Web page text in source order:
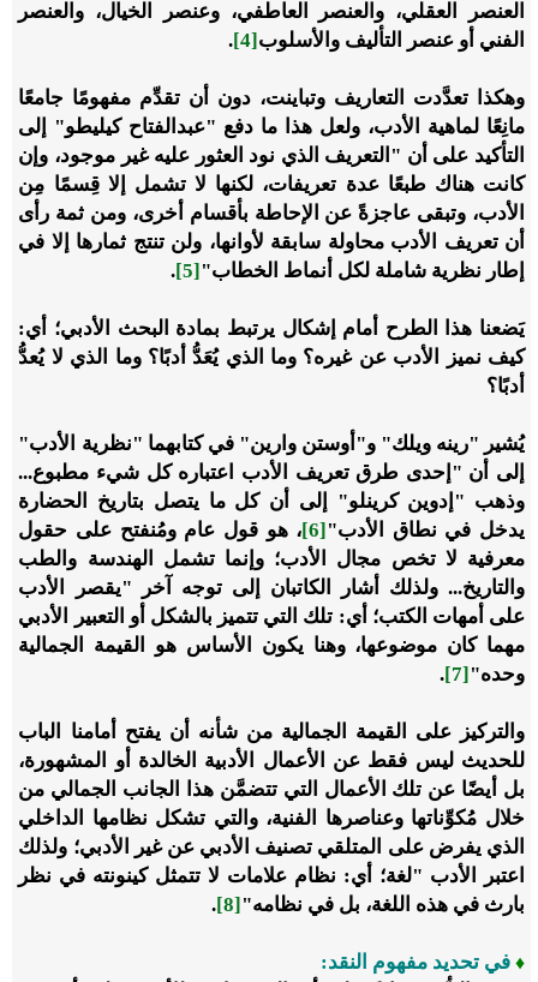
العنصر العقلي، والعنصر العاطفي، وعنصر الخيال، والعنصر
الفني أو عنصر التأليف والأسلوب[4]
.
وهكذا تعدَّدت التعاريف وتباينت، دون أن تقدِّم مفهومًا جامعًا
مانِعًا لماهية الأدب، ولعل هذا ما دفع "عبدالفتاح كيليطو" إلى
التأكيد على أن "التعريف الذي نود العثور عليه غير موجود، وإن
كانت هناك طبعًا عدة تعريفات، لكنها لا تشمل إلا قِسمًا مِن
الأدب، وتبقى عاجزةً عن الإحاطة بأقسام أخرى، ومن ثمة رأى
أن تعريف الأدب محاولة سابقة لأوانها، ولن تنتج ثمارها إلا في
إطار نظرية شاملة لكل أنماط الخطاب"[5]
.
يَضعنا هذا الطرح أمام إشكال يرتبط بمادة البحث الأدبي؛ أي:
كيف نميز الأدب عن غيره؟ وما الذي يُعَدُّ أدبًا؟ وما الذي لا يُعدُّ
أدبًا؟
يُشير "رينه ويلك" و"أوستن وارين" في كتابهما "نظرية الأدب"
إلى أن "إحدى طرق تعريف الأدب اعتباره كل شيء مطبوع...
وذهب "إدوين كرينلو" إلى أن كل ما يتصل بتاريخ الحضارة
يدخل في نطاق الأدب"[6]
، هو قول عام ومُنفتح على حقول
معرفية لا تخص مجال الأدب؛ وإنما تشمل الهندسة والطب
والتاريخ... ولذلك أشار الكاتبان إلى توجه آخر "يقصر الأدب
على أمهات الكتب؛ أي: تلك التي تتميز بالشكل أو التعبير الأدبي
مهما كان موضوعها، وهنا يكون الأساس هو القيمة الجمالية
وحده"[7]
.
والتركيز على القيمة الجمالية من شأنه أن يفتح أمامنا الباب
للحديث ليس فقط عن الأعمال الأدبية الخالدة أو المشهورة،
بل أيضًا عن تلك الأعمال التي تتضمَّن هذا الجانب الجمالي من
خلال مُكوِّناتها وعناصرها الفنية، والتي تشكل نظامها الداخلي
الذي يفرض على المتلقي تصنيف الأدبي عن غير الأدبي؛ ولذلك
اعتبر الأدب "لغة؛ أي: نظام علامات لا تتمثل كينونته في نظر
بارث في هذه اللغة، بل في نظامه"[8]
.
♦ في تحديد مفهوم النقد: